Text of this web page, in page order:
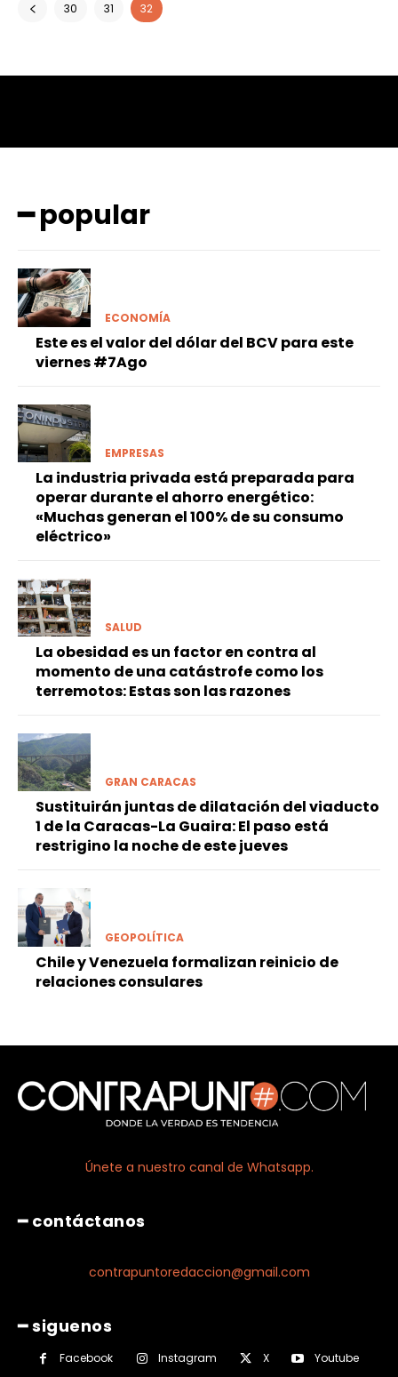
30 31 32
━ popular
ECONOMÍA
Este es el valor del dólar del BCV para este
viernes #7Ago
EMPRESAS
La industria privada está preparada para
operar durante el ahorro energético:
«Muchas generan el 100% de su consumo
eléctrico»
SALUD
La obesidad es un factor en contra al
momento de una catástrofe como los
terremotos: Estas son las razones
GRAN CARACAS
Sustituirán juntas de dilatación del viaducto
1 de la Caracas-La Guaira: El paso está
restrigino la noche de este jueves
GEOPOLÍTICA
Chile y Venezuela formalizan reinicio de
relaciones consulares
Únete a nuestro canal de Whatsapp.
━ contáctanos
contrapuntoredaccion@gmail.com
━ siguenos
Facebook Instagram X Youtube